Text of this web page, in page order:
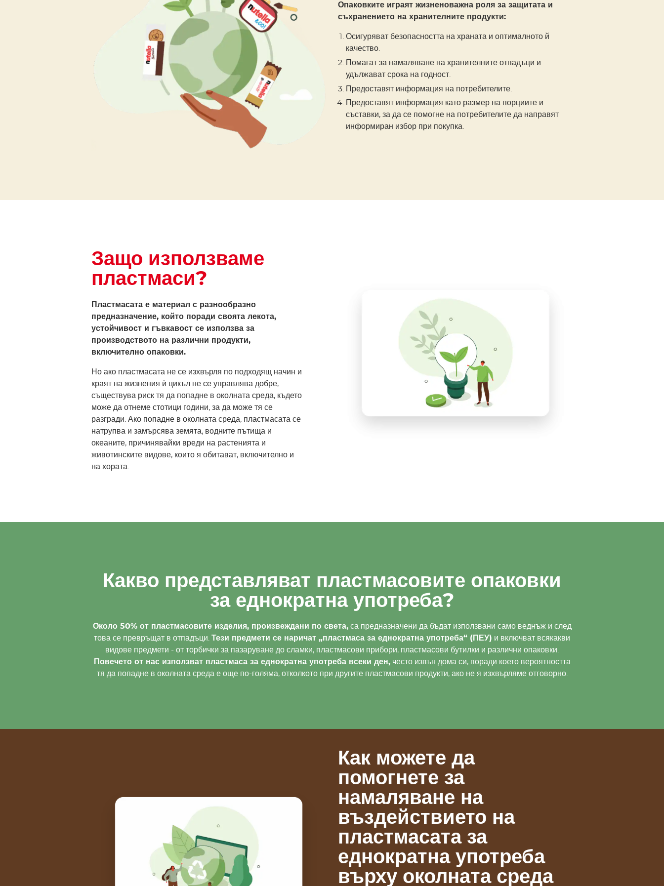
Опаковките играят жизненоважна роля за защитата и
съхранението на хранителните продукти:
Осигуряват безопасността на храната и оптималното й
качество.
Помагат за намаляване на хранителните отпадъци и
удължават срока на годност.
Предоставят информация на потребителите.
Предоставят информация като размер на порциите и
съставки, за да се помогне на потребителите да направят
информиран избор при покупка.
Защо използваме
пластмаси?
Пластмасата е материал с разнообразно
предназначение, който поради своята лекота,
устойчивост и гъвкавост се използва за
производството на различни продукти,
включително опаковки.
Но ако пластмасата не се изхвърля по подходящ начин и
краят на жизнения ѝ цикъл не се управлява добре,
съществува риск тя да попадне в околната среда, където
може да отнеме стотици години, за да може тя се
разгради. Ако попадне в околната среда, пластмасата се
натрупва и замърсява земята, водните пътища и
океаните, причинявайки вреди на растенията и
животинските видове, които я обитават, включително и
на хората.
Какво представляват пластмасовите опаковки
за еднократна употреба?
Около 50% от пластмасовите изделия, произвеждани по света,са предназначени да бъдат използвани само веднъж и след
това се превръщат в отпадъци. Тези предмети се наричат „пластмаса за еднократна употреба“ (ПЕУ) и включват всякакви
видове предмети - от торбички за пазаруване до сламки, пластмасови прибори, пластмасови бутилки и различни опаковки.
Повечето от нас използват пластмаса за еднократна употреба всеки ден,често извън дома си, поради което вероятността
тя да попадне в околната среда е още по-голяма, отколкото при другите пластмасови продукти, ако не я изхвърляме отговорно.
Как можете да
помогнете за
намаляване на
въздействието на
пластмасата за
еднократна употреба
върху околната среда